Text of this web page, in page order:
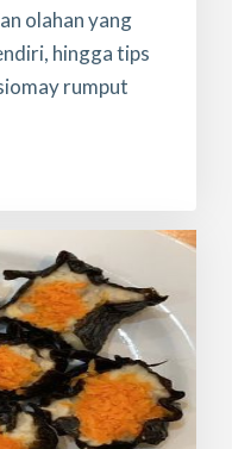
olahan yang
hingga tips
rumput